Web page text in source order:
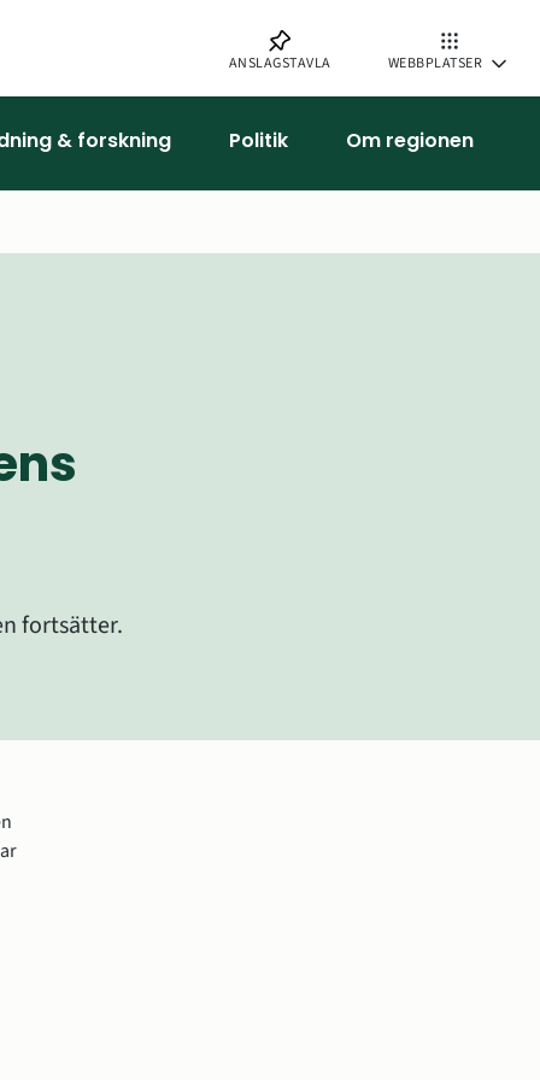
ANSLAGSTAVLA WEBBPLATSER
& forskning Politik Om regionen
fortsätter.